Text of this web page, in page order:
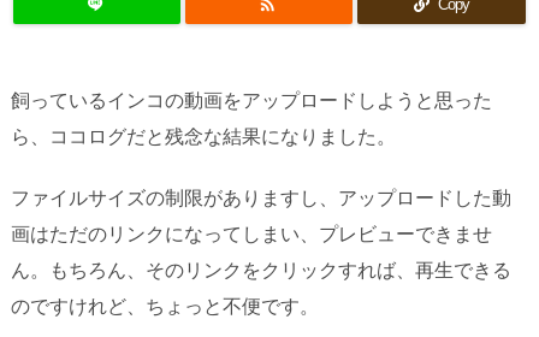
 Copy
飼っているインコの動画をアップロードしようと思った
ら、ココログだと残念な結果になりました。
ファイルサイズの制限がありますし、アップロードした動
画はただのリンクになってしまい、プレビューできませ
ん。もちろん、そのリンクをクリックすれば、再生できる
のですけれど、ちょっと不便です。